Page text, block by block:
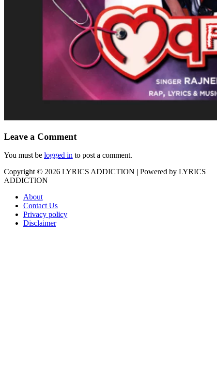
Leave a Comment
You must be logged in to post a comment.
Copyright © 2026 LYRICS ADDICTION | Powered by LYRICS
ADDICTION
About
Contact Us
Privacy policy
Disclaimer